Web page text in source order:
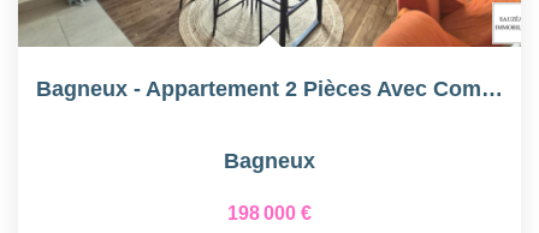
Bagneux - Appartement 2 Pièces Avec Combles
Bagneux
198 000 €